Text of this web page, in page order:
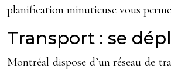
planification minutieuse vous
Transport : se
Montréal dispose d’un réseau de